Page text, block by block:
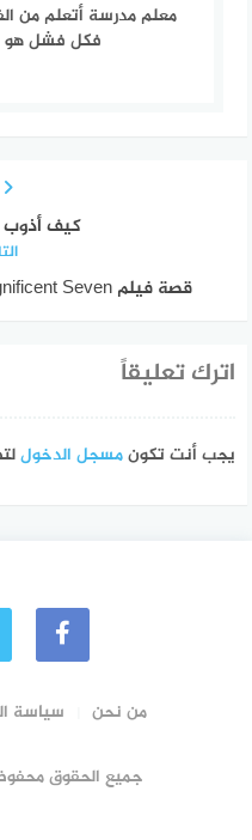
معلم مدرسة أتعلم من
فكل فشل هو
كيف أذوب
قصة فيلم The Magnificent Seven بالتفصيل ويكيبيديا
اترك تعليقاً
يجب أنت تكونمسجل الدخول
من نحن سياسة
جميع الحقوق محفوظة 2023 © عالم